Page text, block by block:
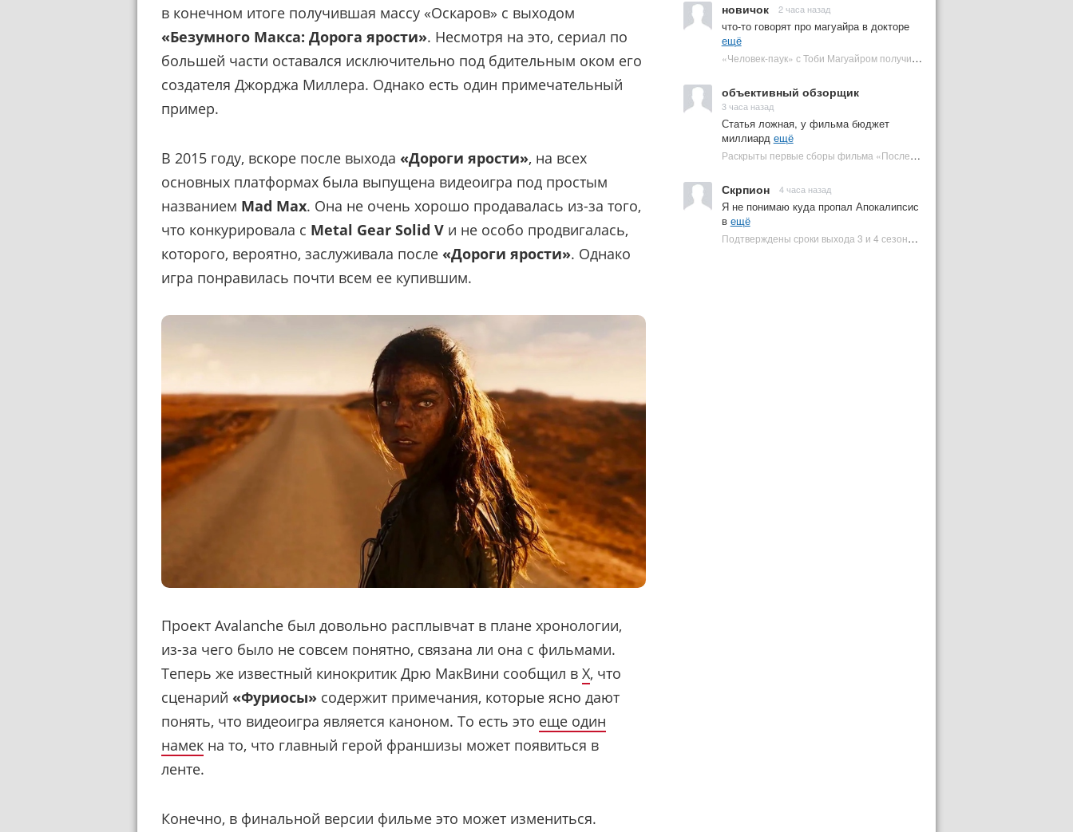
новичок 2 часа назад
что-то говорят про магуайра в докторе
ещё
«Человек-паук» с Тоби Магуайром получил новый постер | Plugged In Ru
объективный обзорщик
3 часа назад
Статья ложная, у фильма бюджет
миллиард ещё
Раскрыты первые сборы фильма «Последний богатырь: Колобок» на фоне негатива | Plugged In Ru
Скрпион 4 часа назад
Я не понимаю куда пропал Апокалипсис
в ещё
Подтверждены сроки выхода 3 и 4 сезонов «Людей Икс '97» | Plugged In Ru
в конечном итоге получившая массу «Оскаров» с выходом
«Безумного Макса: Дорога ярости». Несмотря на это, сериал по
большей части оставался исключительно под бдительным оком его
создателя Джорджа Миллера. Однако есть один примечательный
пример.
В 2015 году, вскоре после выхода «Дороги ярости», на всех
основных платформах была выпущена видеоигра под простым
названием Mad Max. Она не очень хорошо продавалась из-за того,
что конкурировала с Metal Gear Solid V и не особо продвигалась,
которого, вероятно, заслуживала после «Дороги ярости». Однако
игра понравилась почти всем ее купившим.
Проект Avalanche был довольно расплывчат в плане хронологии,
из-за чего было не совсем понятно, связана ли она с фильмами.
Теперь же известный кинокритик Дрю МакВини сообщил в X, что
сценарий «Фуриосы» содержит примечания, которые ясно дают
понять, что видеоигра является каноном. То есть это еще один
намек на то, что главный герой франшизы может появиться в
ленте.
Конечно, в финальной версии фильме это может измениться.